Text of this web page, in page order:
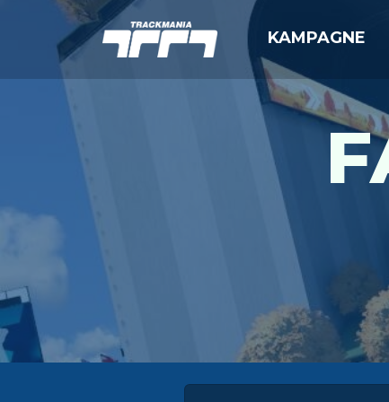
KAMPAGNE